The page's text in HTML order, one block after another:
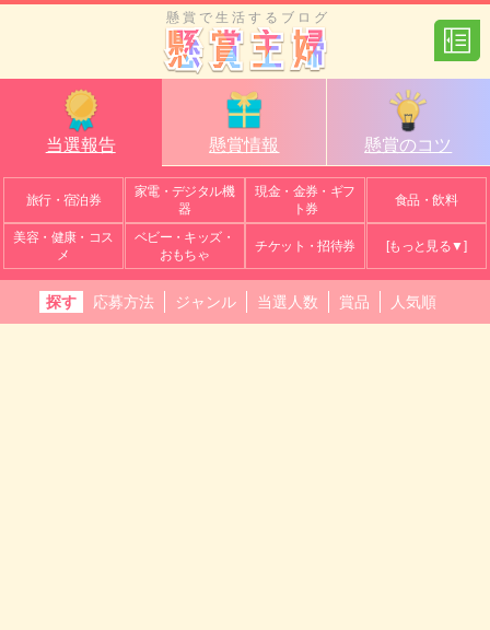
懸賞で生活するブログ
当選報告 懸賞情報 懸賞のコツ
旅行・宿泊券
家電・デジタル機
器
現金・金券・ギフ
ト券
食品・飲料
美容・健康・コス
メ
ベビー・キッズ・
おもちゃ
チケット・招待券 [もっと見る▼]
探す 応募方法 ジャンル 当選人数 賞品 人気順